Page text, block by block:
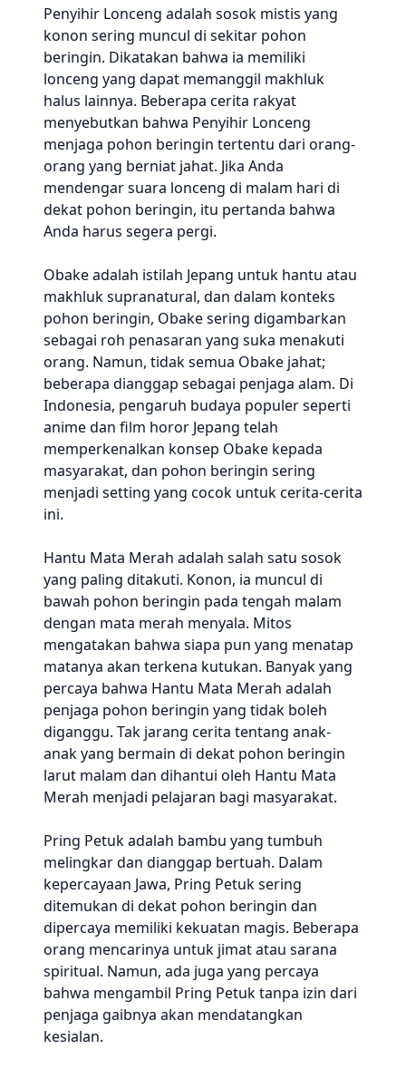
Penyihir Lonceng adalah sosok mistis yang
konon sering muncul di sekitar pohon
beringin. Dikatakan bahwa ia memiliki
lonceng yang dapat memanggil makhluk
halus lainnya. Beberapa cerita rakyat
menyebutkan bahwa Penyihir Lonceng
menjaga pohon beringin tertentu dari orang-
orang yang berniat jahat. Jika Anda
mendengar suara lonceng di malam hari di
dekat pohon beringin, itu pertanda bahwa
Anda harus segera pergi.
Obake adalah istilah Jepang untuk hantu atau
makhluk supranatural, dan dalam konteks
pohon beringin, Obake sering digambarkan
sebagai roh penasaran yang suka menakuti
orang. Namun, tidak semua Obake jahat;
beberapa dianggap sebagai penjaga alam. Di
Indonesia, pengaruh budaya populer seperti
anime dan film horor Jepang telah
memperkenalkan konsep Obake kepada
masyarakat, dan pohon beringin sering
menjadi setting yang cocok untuk cerita-cerita
ini.
Hantu Mata Merah adalah salah satu sosok
yang paling ditakuti. Konon, ia muncul di
bawah pohon beringin pada tengah malam
dengan mata merah menyala. Mitos
mengatakan bahwa siapa pun yang menatap
matanya akan terkena kutukan. Banyak yang
percaya bahwa Hantu Mata Merah adalah
penjaga pohon beringin yang tidak boleh
diganggu. Tak jarang cerita tentang anak-
anak yang bermain di dekat pohon beringin
larut malam dan dihantui oleh Hantu Mata
Merah menjadi pelajaran bagi masyarakat.
Pring Petuk adalah bambu yang tumbuh
melingkar dan dianggap bertuah. Dalam
kepercayaan Jawa, Pring Petuk sering
ditemukan di dekat pohon beringin dan
dipercaya memiliki kekuatan magis. Beberapa
orang mencarinya untuk jimat atau sarana
spiritual. Namun, ada juga yang percaya
bahwa mengambil Pring Petuk tanpa izin dari
penjaga gaibnya akan mendatangkan
kesialan.